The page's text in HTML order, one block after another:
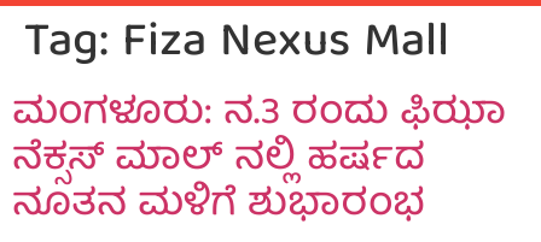
Tag: Fiza Nexus Mall
ಮಂಗಳೂರು: ನ.3 ರಂದು ಫಿಝಾ
ನೆಕ್ಸಸ್ ಮಾಲ್ ನಲ್ಲಿ ಹರ್ಷದ
ನೂತನ ಮಳಿಗೆ ಶುಭಾರಂಭ